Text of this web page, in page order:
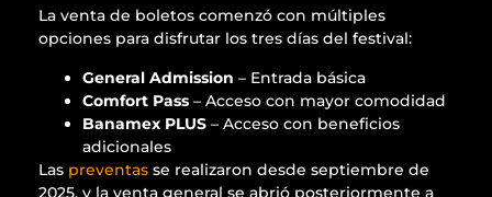
La venta de boletos comenzó con múltiples
opciones para disfrutar los tres días del festival:
General Admission – Entrada básica
Comfort Pass – Acceso con mayor comodidad
Banamex PLUS – Acceso con beneficios
adicionales
Las preventas se realizaron desde septiembre de
2025, y la venta general se abrió posteriormente a